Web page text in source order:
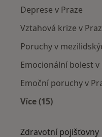
Deprese v Praze
Vztahová krize v
Poruchy v
Emocionální bolest v
Emoční poruchy v
Více (15)
Zdravotní pojišťovny